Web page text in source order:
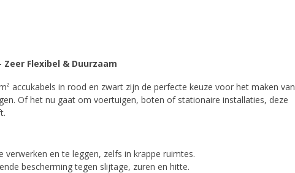
Zeer Flexibel & Duurzaam
accukabels in rood en zwart zijn de perfecte keuze voor het maken van
Of het nu gaat om voertuigen, boten of stationaire installaties, deze
verwerken en te leggen, zelfs in krappe ruimtes.
bescherming tegen slijtage, zuren en hitte.